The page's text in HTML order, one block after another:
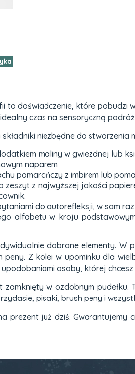
to doświadczenie, które pobudzi
czas na sensoryczną
niezbędne do
maliny w gwiezdnej lub
naparem
pomarańczy z imbirem lub
zeszyt z najwyższej jakości
do autorefleksji, w sam
alfabetu w kroju
dobrane elementy. W
Z kolei w upominku dla
osoby, której chcesz
w ozdobnym
pisaki, brush peny i
prezent już dziś. Gwarantujemy